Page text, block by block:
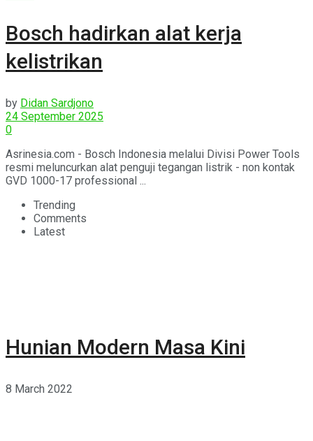
Bosch hadirkan alat kerja
kelistrikan
by Didan Sardjono
24 September 2025
0
Asrinesia.com - Bosch Indonesia melalui Divisi Power Tools
resmi meluncurkan alat penguji tegangan listrik - non kontak
GVD 1000-17 professional ...
Trending
Comments
Latest
Hunian Modern Masa Kini
8 March 2022